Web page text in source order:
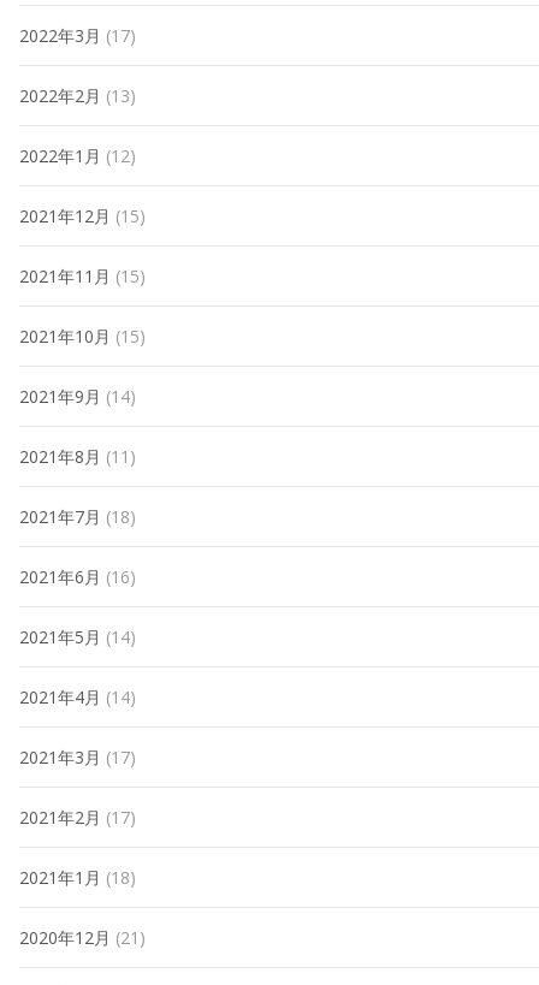
2022年3月 (17)
2022年2月 (13)
2022年1月 (12)
2021年12月 (15)
2021年11月 (15)
2021年10月 (15)
2021年9月 (14)
2021年8月 (11)
2021年7月 (18)
2021年6月 (16)
2021年5月 (14)
2021年4月 (14)
2021年3月 (17)
2021年2月 (17)
2021年1月 (18)
2020年12月 (21)